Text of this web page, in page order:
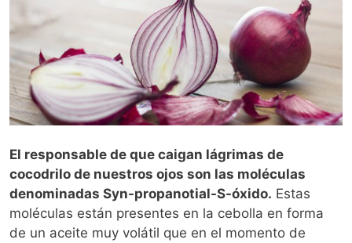
El responsable de que caigan lágrimas de
cocodrilo de nuestros ojos son las moléculas
denominadas Syn-propanotial-S-óxido. Estas
moléculas están presentes en la cebolla en forma
de un aceite muy volátil que en el momento de